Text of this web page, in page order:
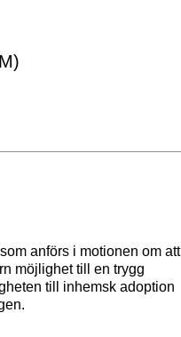
anförs i motionen om att
möjlighet till en trygg
till inhemsk adoption